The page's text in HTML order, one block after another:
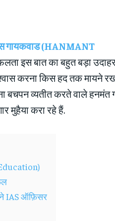
गायकवाड (HANMANT
इस बात का बहुत बड़ा
करना किस हद तक मायने
बचपन व्यतीत करते वाले हनमंत
मुहैया करा रहे हैं.
IAS ऑफ़िसर